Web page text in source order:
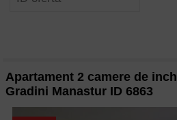
Apartament 2 camere de
Gradini Manastur ID 6863